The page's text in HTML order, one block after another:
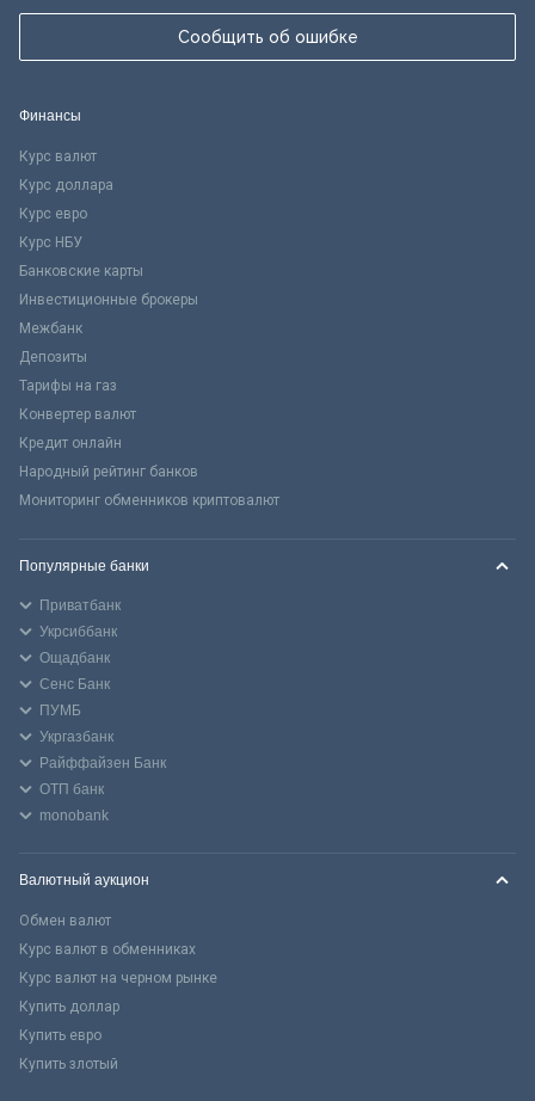
Сообщить об ошибке
Финансы
Курс валют
Курс доллара
Курс евро
Курс НБУ
Банковские карты
Инвестиционные брокеры
Межбанк
Депозиты
Тарифы на газ
Конвертер валют
Кредит онлайн
Народный рейтинг банков
Мониторинг обменников криптовалют
Популярные банки
Приватбанк
Укрсиббанк
Ощадбанк
Сенс Банк
ПУМБ
Укргазбанк
Райффайзен Банк
ОТП банк
monobank
Валютный аукцион
Обмен валют
Курс валют в обменниках
Курс валют на черном рынке
Купить доллар
Купить евро
Купить злотый